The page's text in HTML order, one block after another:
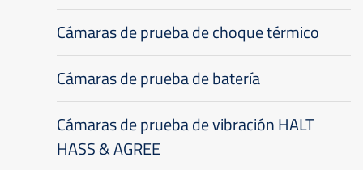
Cámaras de prueba de choque térmico
Cámaras de prueba de batería
Cámaras de prueba de vibración HALT
HASS & AGREE